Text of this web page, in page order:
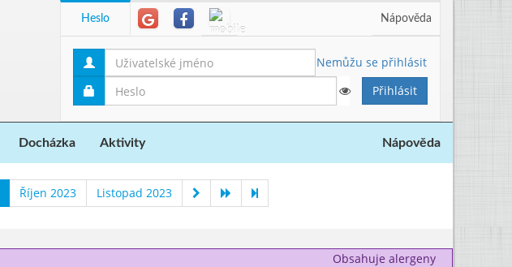
Heslo Nápověda
Nemůžu se přihlásit
Docházka Aktivity Nápověda
Říjen 2023 Listopad 2023
Obsahuje alergeny